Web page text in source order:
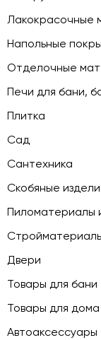
Лакокрасочные
Напольные
Отделочные
Печи для бани,
Плитка
Сад
Сантехника
Скобяные
Пиломатериалы
Двери
Товары для бани
Товары для дома
Автоаксессуары